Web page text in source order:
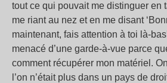
tout ce qui pouvait me distinguer en
me riant au nez et en me disant
maintenant, fais attention à toi là-
menacé d’une garde-à-vue parce
comment récupérer mon matériel.
l’on n’était plus dans un pays de